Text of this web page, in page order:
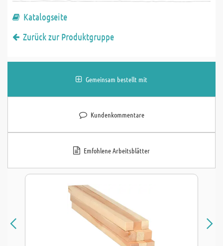
Katalogseite
Zurück zur Produktgruppe
Gemeinsam bestellt mit
Kundenkommentare
Emfohlene Arbeitsblätter